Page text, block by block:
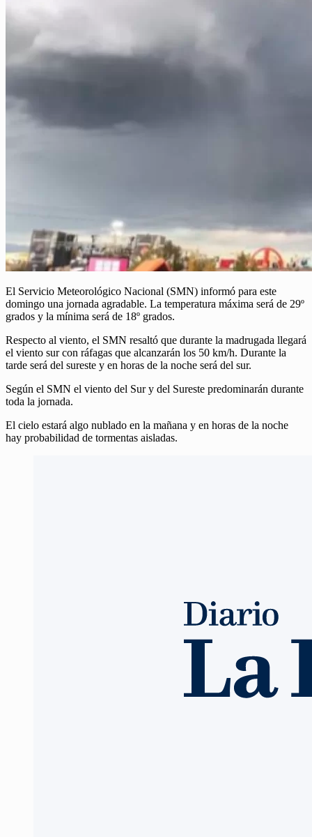
El Servicio Meteorológico Nacional (SMN) informó para este
domingo una jornada agradable. La temperatura máxima será de 29º
grados y la mínima será de 18º grados.
Respecto al viento, el SMN resaltó que durante la madrugada llegará
el viento sur con ráfagas que alcanzarán los 50 km/h. Durante la
tarde será del sureste y en horas de la noche será del sur.
Según el SMN el viento del Sur y del Sureste predominarán durante
toda la jornada.
El cielo estará algo nublado en la mañana y en horas de la noche
hay probabilidad de tormentas aisladas.